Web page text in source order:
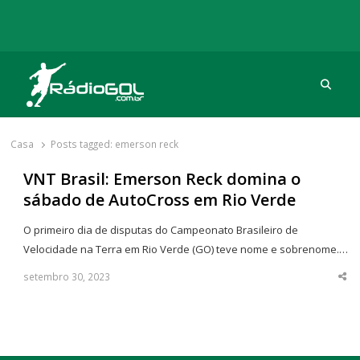
Rádio Gol
Há mais de 20 anos com as melhores coberturas
Casa Posts tagged: emerson reck
VNT Brasil: Emerson Reck domina o
sábado de AutoCross em Rio Verde
O primeiro dia de disputas do Campeonato Brasileiro de
Velocidade na Terra em Rio Verde (GO) teve nome e sobrenome.…
setembro 30, 2023